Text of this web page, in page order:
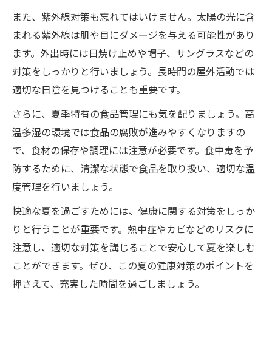
また、紫外線対策も忘れてはいけません。太陽の光に含
まれる紫外線は肌や目にダメージを与える可能性があり
ます。外出時には日焼け止めや帽子、サングラスなどの
対策をしっかりと行いましょう。長時間の屋外活動では
適切な日陰を見つけることも重要です。
さらに、夏季特有の食品管理にも気を配りましょう。高
温多湿の環境では食品の腐敗が進みやすくなりますの
で、食材の保存や調理には注意が必要です。食中毒を予
防するために、清潔な状態で食品を取り扱い、適切な温
度管理を行いましょう。
快適な夏を過ごすためには、健康に関する対策をしっか
りと行うことが重要です。熱中症やカビなどのリスクに
注意し、適切な対策を講じることで安心して夏を楽しむ
ことができます。ぜひ、この夏の健康対策のポイントを
押さえて、充実した時間を過ごしましょう。